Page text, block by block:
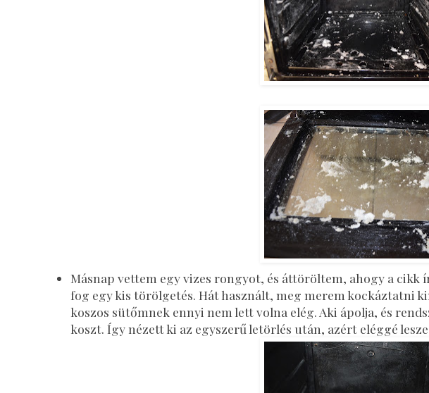
Másnap vettem egy vizes rongyot, és áttöröltem, ahogy a
fog egy kis törölgetés. Hát használt, meg merem kockáztatni
koszos sütőmnek ennyi nem lett volna elég. Aki ápolja, és
koszt. Így nézett ki az egyszerű letörlés után, azért eléggé